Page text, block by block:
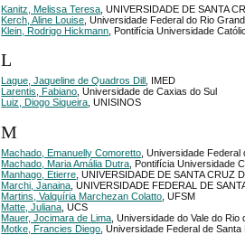
Kanitz, Melissa Teresa , UNIVERSIDADE DE SANTA
Kerch, Aline Louise , Universidade Federal do Rio
Klein, Rodrigo Hickmann , Pontifícia Universidade
L
Lague, Jaqueline de Quadros Dill , IMED
Larentis, Fabiano, Universidade de Caxias do Sul
Luiz, Diogo Siqueira, UNISINOS
M
Machado, Emanuelly Comoretto , Universidade
Machado, Maria Amália Dutra , Pontifícia Universidade
Manhago, Etierre , UNIVERSIDADE DE SANTA CRUZ
Marchi, Janaina , UNIVERSIDADE FEDERAL DE
Martins, Valquíria Marchezan Colatto , UFSM
Matte, Juliana , UCS
Mauer, Jocimara de Lima , Universidade do Vale do
Motke, Francies Diego , Universidade Federal de Santa